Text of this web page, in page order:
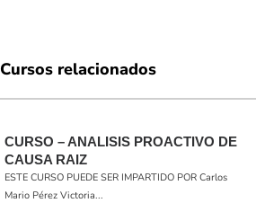
Cursos relacionados
CURSO – ANALISIS PROACTIVO DE
CAUSA RAIZ
ESTE CURSO PUEDE SER IMPARTIDO POR Carlos
Mario Pérez Victoria...